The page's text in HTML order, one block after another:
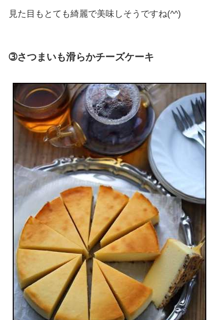
見た目もとても綺麗で美味しそうですね(^^)
➂さつまいも滑らかチーズケーキ